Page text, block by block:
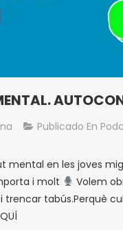
Publicado En
mental en les joves
i molt
Volem
trencar tabús.Perquè